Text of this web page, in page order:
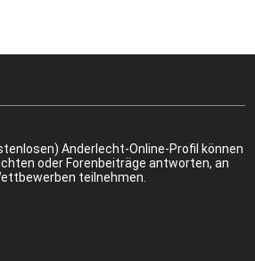
Anderlecht-Online-Profil können
oder Forenbeiträge antworten, an
teilnehmen.